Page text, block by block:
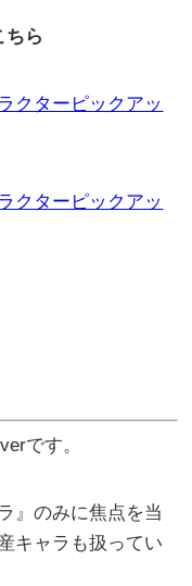
ちら
クターピックアッ
クターピックアッ
です。
』のみに焦点を当
キャラも扱ってい